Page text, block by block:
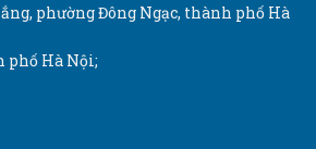
phường Đông Ngạc, thành phố Hà
phố Hà Nội;